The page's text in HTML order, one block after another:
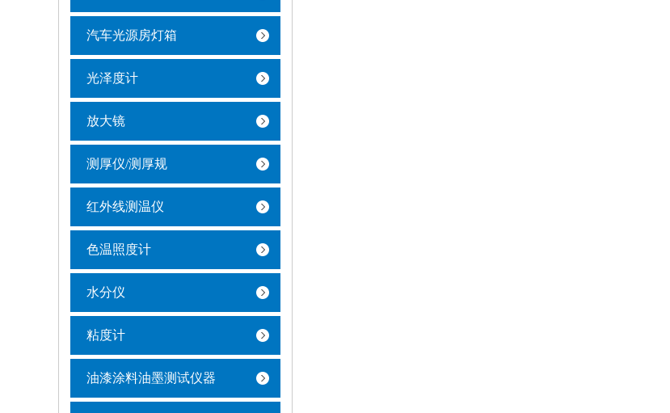
汽车光源房灯箱
光泽度计
放大镜
测厚仪/测厚规
红外线测温仪
色温照度计
水分仪
粘度计
油漆涂料油墨测试仪器